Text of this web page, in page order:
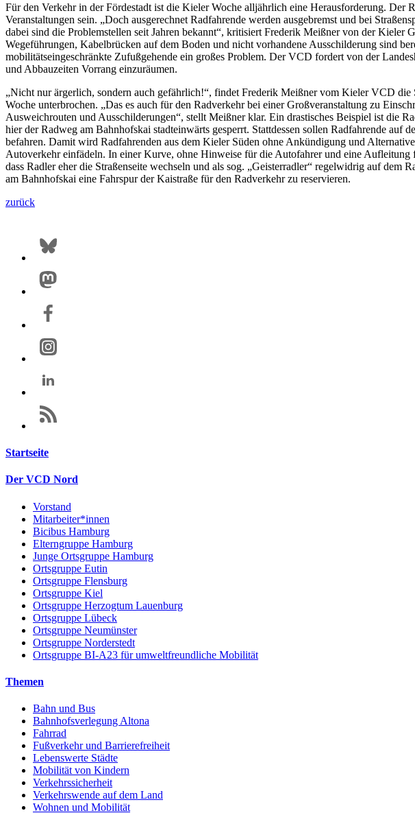
Für den Verkehr in der Fördestadt ist die Kieler Woche alljährlich eine Herausforderung.
Veranstaltungen sein. „Doch ausgerechnet Radfahrende werden ausgebremst und bei
dabei sind die Problemstellen seit Jahren bekannt“, kritisiert Frederik Meißner von der
Wegeführungen, Kabelbrücken auf dem Boden und nicht vorhandene Ausschilderung sind
mobilitätseingeschränkte Zufußgehende ein großes Problem. Der VCD fordert von der
und Abbauzeiten Vorrang einzuräumen.
„Nicht nur ärgerlich, sondern auch gefährlich!“, findet Frederik Meißner vom Kieler VCD
Woche unterbrochen. „Das es auch für den Radverkehr bei einer Großveranstaltung zu
Ausweichrouten und Ausschilderungen“, stellt Meißner klar. Ein drastisches Beispiel ist die
hier der Radweg am Bahnhofskai stadteinwärts gesperrt. Stattdessen sollen Radfahrende
befahren. Damit wird Radfahrenden aus dem Kieler Süden ohne Ankündigung und
Autoverkehr einfädeln. In einer Kurve, ohne Hinweise für die Autofahrer und eine
dass Radler eher die Straßenseite wechseln und als sog. „Geisterradler“ regelwidrig auf
am Bahnhofskai eine Fahrspur der Kaistraße für den Radverkehr zu reservieren.
zurück
Startseite
Der VCD Nord
Vorstand
Mitarbeiter*innen
Bicibus Hamburg
Elterngruppe Hamburg
Junge Ortsgruppe Hamburg
Ortsgruppe Eutin
Ortsgruppe Flensburg
Ortsgruppe Kiel
Ortsgruppe Herzogtum Lauenburg
Ortsgruppe Lübeck
Ortsgruppe Neumünster
Ortsgruppe Norderstedt
Ortsgruppe BI-A23 für umweltfreundliche Mobilität
Themen
Bahn und Bus
Bahnhofsverlegung Altona
Fahrrad
Fußverkehr und Barrierefreiheit
Lebenswerte Städte
Mobilität von Kindern
Verkehrssicherheit
Verkehrswende auf dem Land
Wohnen und Mobilität